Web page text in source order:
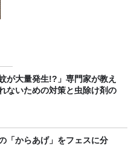
が大量発生!?」専門家が教え
ないための対策と虫除け剤の
「からあげ」をフェスに分